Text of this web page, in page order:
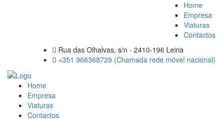
Home
Empresa
Viaturas
Contactos
Rua das Olhalvas, s/n - 2410-196 Leiria
+351 966368729 (Chamada rede móvel nacional)
Home
Empresa
Viaturas
Contactos